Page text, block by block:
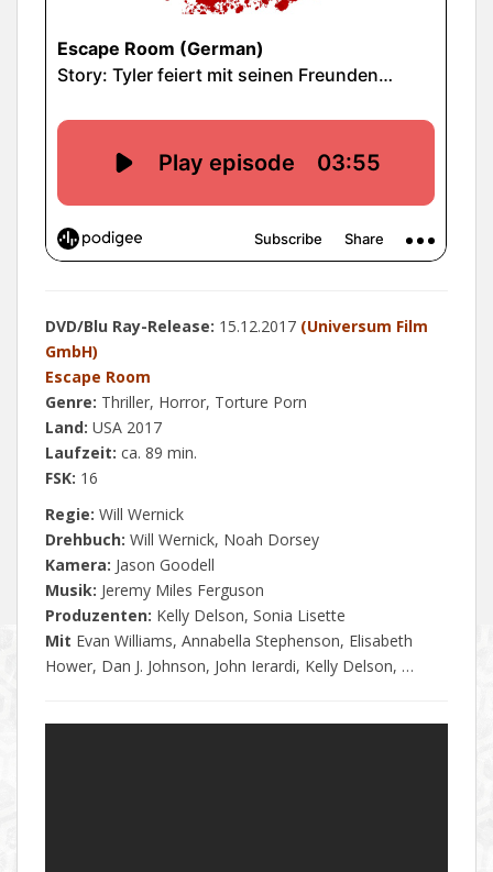
DVD/Blu Ray-Release: 15.12.2017 (Universum Film
GmbH)
Escape Room
Genre: Thriller, Horror, Torture Porn
Land: USA 2017
Laufzeit: ca. 89 min.
FSK: 16
Regie: Will Wernick
Drehbuch: Will Wernick, Noah Dorsey
Kamera: Jason Goodell
Musik: Jeremy Miles Ferguson
Produzenten: Kelly Delson, Sonia Lisette
Mit Evan Williams, Annabella Stephenson, Elisabeth
Hower, Dan J. Johnson, John Ierardi, Kelly Delson, …